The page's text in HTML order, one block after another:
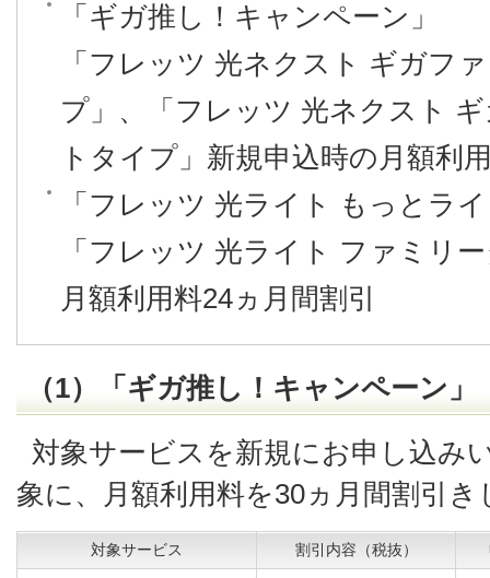
「ギガ推し！キャンペーン」
「フレッツ 光ネクスト ギガフ
プ」、「フレッツ 光ネクスト
トタイプ」新規申込時の月額利
「フレッツ 光ライト もっとラ
「フレッツ 光ライト ファミリ
月額利用料24ヵ月間割引
（1）「ギガ推し！キャンペーン」
対象サービスを新規にお申し込み
象に、月額利用料を30ヵ月間割引き
対象サービス 割引内容（税抜）